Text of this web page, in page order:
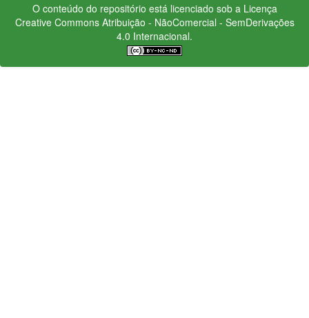
O conteúdo do repositório está licenciado sob a Licença
Creative CommonsAtribuição - NãoComercial - SemDerivações
4.0 Internacional.